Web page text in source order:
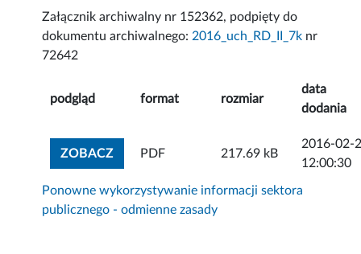
Załącznik archiwalny nr 152362, podpięty do
dokumentu archiwalnego: 2016_uch_RD_II_7k nr
72642
podgląd format rozmiar
data
dodania
ZOBACZZOBACZ ZAŁĄCZNIK
PDF 217.69 kB
2016-02-
12:00:30
Ponowne wykorzystywanie informacji sektora
publicznego - odmienne zasady